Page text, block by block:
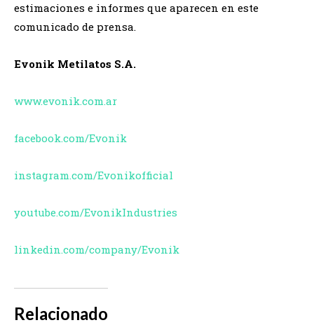
estimaciones e informes que aparecen en este
comunicado de prensa.
Evonik Metilatos S.A.
www.evonik.com.ar
facebook.com/Evonik
instagram.com/Evonikofficial
youtube.com/EvonikIndustries
linkedin.com/company/Evonik
Relacionado